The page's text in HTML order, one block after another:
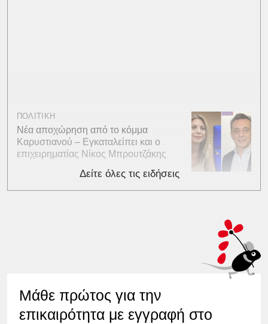
ΠΟΛΙΤΙΚΗ
Νέα αποχώρηση από το κόμμα
Καρυστιανού – Εγκαταλείπει και ο
επιχειρηματίας Νίκος Μπρουτζάκης
Δείτε όλες τις ειδήσεις
Μάθε πρώτος για την
επικαιρότητα με εγγραφή στο